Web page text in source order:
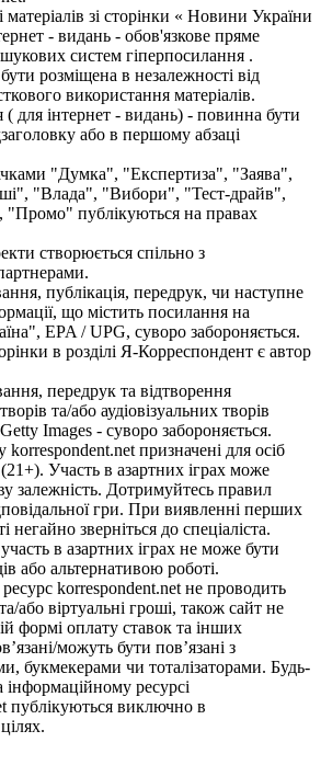
зі сторінки « Новини України
- видань - обов'язкове пряме
систем гіперпосилання .
розміщена в незалежності від
використання матеріалів.
( для інтернет - видань) - повинна бути
або в першому абзаці
"Думка", "Експертиза", "Заява",
"Влада", "Вибори", "Тест-драйв",
публікуються на правах
створюється спільно з
публікація, передрук, чи наступне
що містить посилання на
EPA / UPG, суворо забороняється.
в розділі Я-Корреспондент є автор
передрук та відтворення
та/або аудіовізуальних творів
Images - суворо забороняється.
korrespondent.net призначені для осіб
Участь в азартних іграх може
залежність. Дотримуйтесь правил
гри. При виявленні перших
негайно зверніться до спеціаліста.
в азартних іграх не може бути
або альтернативою роботі.
korrespondent.net не проводить
або віртуальні гроші, також сайт не
формі оплату ставок та інших
можуть бути пов’язані з
букмекерами чи тоталізаторами. Будь-
інформаційному ресурсі
публікуються виключно в